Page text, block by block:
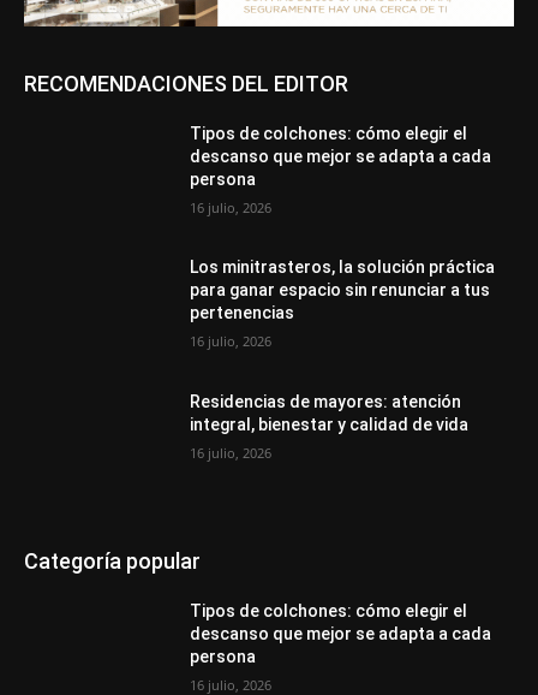
RECOMENDACIONES DEL EDITOR
Tipos de colchones: cómo elegir el
descanso que mejor se adapta a cada
persona
16 julio, 2026
Los minitrasteros, la solución práctica
para ganar espacio sin renunciar a tus
pertenencias
16 julio, 2026
Residencias de mayores: atención
integral, bienestar y calidad de vida
16 julio, 2026
Categoría popular
Tipos de colchones: cómo elegir el
descanso que mejor se adapta a cada
persona
16 julio, 2026